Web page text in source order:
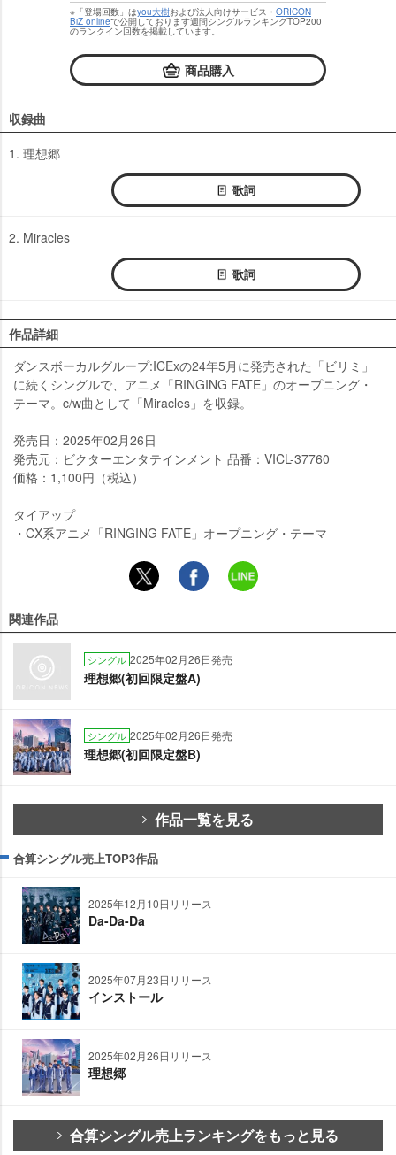
※「登場回数」はyou大樹および法人向けサービス・ ORICON
BiZ onlineで公開しております週間シングルランキングTOP200
のランクイン回数を掲載しています。
商品購入
収録曲
1. 理想郷
歌詞
2. Miracles
歌詞
作品詳細
ダンスボーカルグループ:ICExの24年5月に発売された「ビリミ」
に続くシングルで、アニメ「RINGING FATE」のオープニング・
テーマ。c/w曲として「Miracles」を収録。
発売日：2025年02月26日
発売元：ビクターエンタテインメント 品番：VICL-37760
価格：1,100円（税込）
タイアップ
・CX系アニメ「RINGING FATE」オープニング・テーマ
関連作品
シングル 2025年02月26日発売
理想郷(初回限定盤A)
シングル 2025年02月26日発売
理想郷(初回限定盤B)
作品一覧を見る
合算シングル売上TOP3作品
2025年12月10日リリース
Da-Da-Da
2025年07月23日リリース
インストール
2025年02月26日リリース
理想郷
合算シングル売上ランキングをもっと見る